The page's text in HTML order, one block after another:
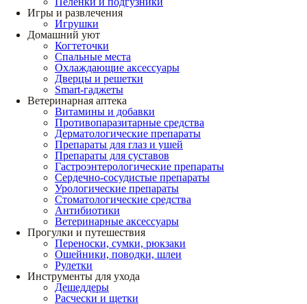
Игры и развлечения
Игрушки
Домашний уют
Когтеточки
Спальные места
Охлаждающие аксессуары
Дверцы и решетки
Smart-гаджеты
Ветеринарная аптека
Витамины и добавки
Противопаразитарные средства
Дерматологические препараты
Препараты для глаз и ушей
Препараты для суставов
Гастроэнтерологические препараты
Сердечно-сосудистые препараты
Урологические препараты
Стоматологические средства
Антибиотики
Ветеринарные аксессуары
Прогулки и путешествия
Переноски, сумки, рюкзаки
Ошейники, поводки, шлеи
Рулетки
Инструменты для ухода
Дешеддеры
Расчески и щетки